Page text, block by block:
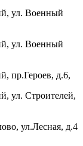
ул. Военный
ул. Военный
пр.Героев, д.6,
ул. Строителей,
ул.Лесная, д.4